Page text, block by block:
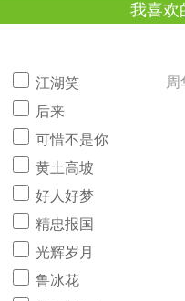
我喜欢
江湖笑
后来
可惜不是你
黄土高坡
好人好梦
精忠报国
光辉岁月
鲁冰花